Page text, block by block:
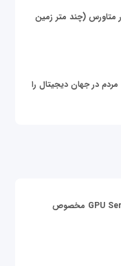
دلاری در متاورس (چند متر زمین
در جهان دیجیتال را
قیمت سرور گرافیکی | خرید GPU Server مخصوص